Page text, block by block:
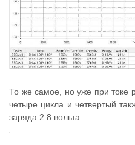
То же самое, но уже при токе
четыре цикла и четвертый
заряда 2.8 вольта.